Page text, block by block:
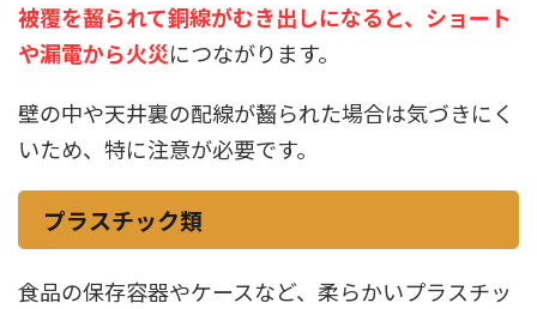
被覆を齧られて銅線がむき出しになると、ショート
や漏電から火災につながります。
壁の中や天井裏の配線が齧られた場合は気づきにく
いため、特に注意が必要です。
プラスチック類
食品の保存容器やケースなど、柔らかいプラスチッ